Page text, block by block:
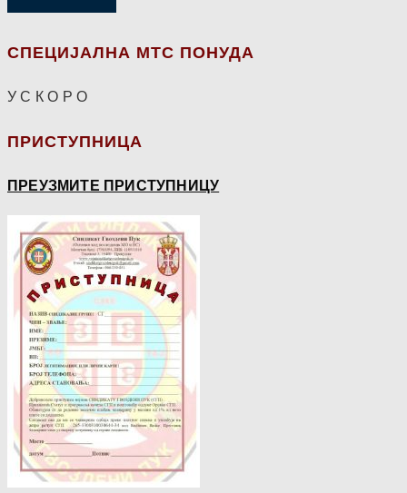
СПЕЦИЈАЛНА МТС ПОНУДА
У С К О Р О
ПРИСТУПНИЦА
ПРЕУЗМИТЕ ПРИСТУПНИЦУ